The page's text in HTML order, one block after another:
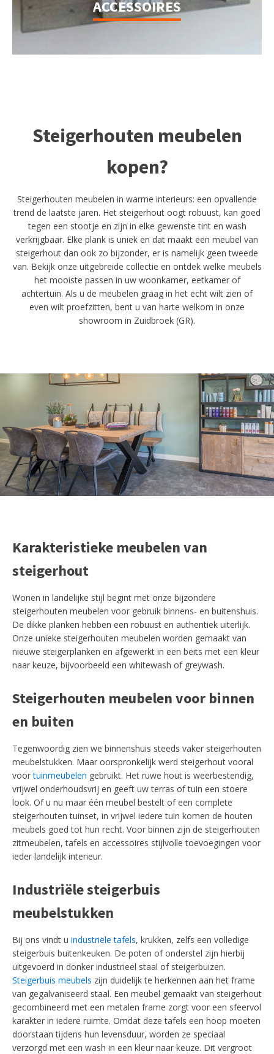
ACCESSOIRES
Steigerhouten meubelen
kopen?
Steigerhouten meubelen in warme interieurs: een opvallende
trend de laatste jaren. Het steigerhout oogt robuust, kan goed
tegen een stootje en zijn in elke gewenste tint en wash
verkrijgbaar. Elke plank is uniek en dat maakt een meubel van
steigerhout dan ook zo bijzonder, er is namelijk geen tweede
van. Bekijk onze uitgebreide collectie en ontdek welke meubels
het mooiste passen in uw woonkamer, eetkamer of
achtertuin. Als u de meubelen graag in het echt wilt zien of
even wilt proefzitten, bent u van harte welkom in onze
showroom in Zuidbroek (GR).
Karakteristieke meubelen van
steigerhout
Wonen in landelijke stijl begint met onze bijzondere
steigerhouten meubelen voor gebruik binnens- en buitenshuis.
De dikke planken hebben een robuust en authentiek uiterlijk.
Onze unieke steigerhouten meubelen worden gemaakt van
nieuwe steigerplanken en afgewerkt in een beits met een kleur
naar keuze, bijvoorbeeld een whitewash of greywash.
Steigerhouten meubelen voor binnen
en buiten
Tegenwoordig zien we binnenshuis steeds vaker steigerhouten
meubelstukken. Maar oorspronkelijk werd steigerhout vooral
voortuinmeubelen gebruikt. Het ruwe hout is weerbestendig,
vrijwel onderhoudsvrij en geeft uw terras of tuin een stoere
look. Of u nu maar één meubel bestelt of een complete
steigerhouten tuinset, in vrijwel iedere tuin komen de houten
meubels goed tot hun recht. Voor binnen zijn de steigerhouten
zitmeubelen, tafels en accessoires stijlvolle toevoegingen voor
ieder landelijk interieur.
Industriële steigerbuis
meubelstukken
Bij ons vindt u industriële tafels, krukken, zelfs een volledige
steigerbuis buitenkeuken. De poten of onderstel zijn hierbij
uitgevoerd in donker industrieel staal of steigerbuizen.
Steigerbuis meubels zijn duidelijk te herkennen aan het frame
van gegalvaniseerd staal. Een meubel gemaakt van steigerhout
gecombineerd met een metalen frame zorgt voor een sfeervol
karakter in iedere ruimte. Omdat deze tafels een hoop moeten
doorstaan tijdens hun levensduur, worden ze speciaal
verzorgd met een wash in een kleur naar keuze. Dit vergroot